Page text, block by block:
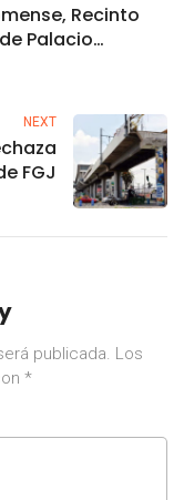
Recinto
Palacio
NEXT
FGJ
publicada. Los
*